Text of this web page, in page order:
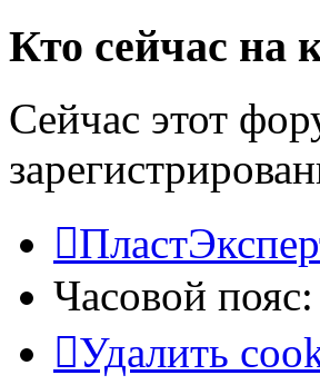
Кто сейчас на
Сейчас этот
Часовой пояс:
Удалить